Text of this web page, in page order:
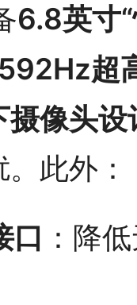
6.8英寸
超
摄像头设
此外：
口 ：降